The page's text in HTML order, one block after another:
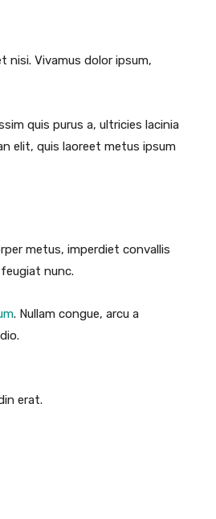
nisi. Vivamus dolor ipsum,
quis purus a, ultricies lacinia
elit, quis laoreet metus ipsum
metus, imperdiet convallis
nunc.
. Nullam congue, arcu a
erat.